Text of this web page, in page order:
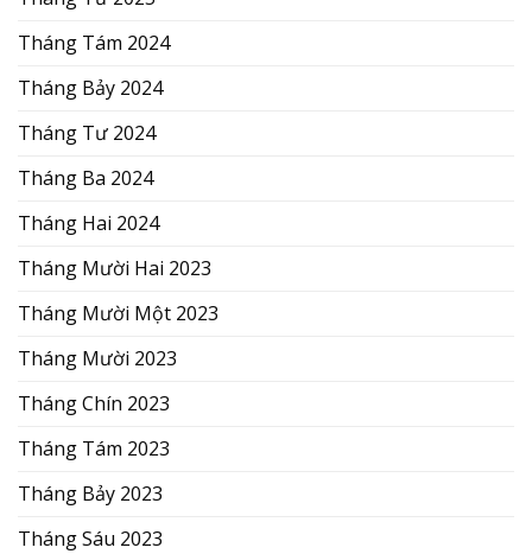
Tháng Tám 2024
Tháng Bảy 2024
Tháng Tư 2024
Tháng Ba 2024
Tháng Hai 2024
Tháng Mười Hai 2023
Tháng Mười Một 2023
Tháng Mười 2023
Tháng Chín 2023
Tháng Tám 2023
Tháng Bảy 2023
Tháng Sáu 2023